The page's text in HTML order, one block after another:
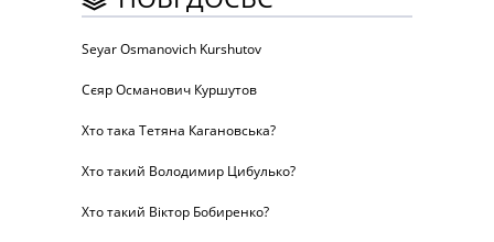
Seyar Osmanovich Kurshutov
Сєяр Османович Куршутов
Хто така Тетяна Кагановська?
Хто такий Володимир Цибулько?
Хто такий Віктор Бобиренко?